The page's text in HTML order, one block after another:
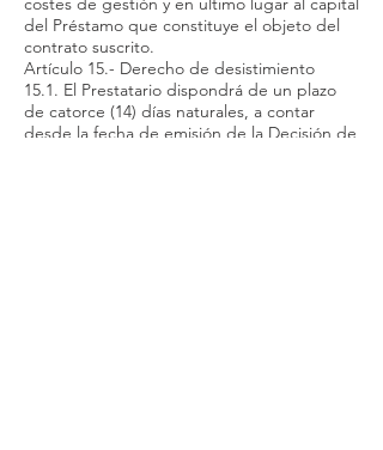
del Préstamo que constituye el objeto del
contrato suscrito.
Artículo 15.- Derecho de desistimiento
15.1. El Prestatario dispondrá de un plazo
de catorce (14) días naturales, a contar
desde la fecha de emisión de la Decisión de